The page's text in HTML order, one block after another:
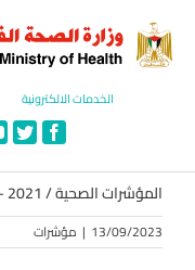
content
الخدمات الالكترونية
المؤشرات الصحية / 2021 – 2022
13/09/2023
| مؤشرات